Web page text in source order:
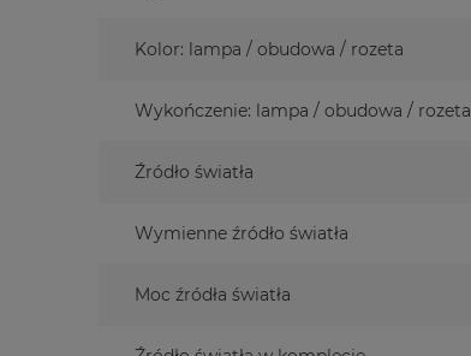
Kolor: lampa / obudowa / rozeta
Wykończenie: lampa / obudowa / rozeta
Źródło światła
Wymienne źródło światła
Moc źródła światła